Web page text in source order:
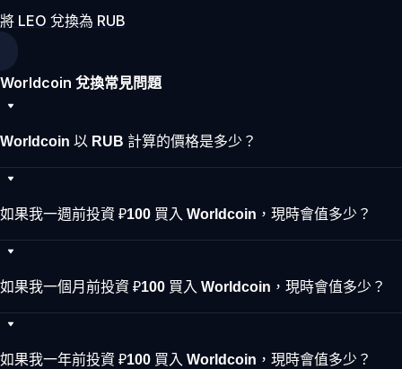
將 LEO 兌換為 RUB
Worldcoin 兌換常見問題
Worldcoin 以 RUB 計算的價格是多少？
如果我一週前投資 ₽100 買入 Worldcoin，現時會值多少？
如果我一個月前投資 ₽100 買入 Worldcoin，現時會值多少？
如果我一年前投資 ₽100 買入 Worldcoin，現時會值多少？